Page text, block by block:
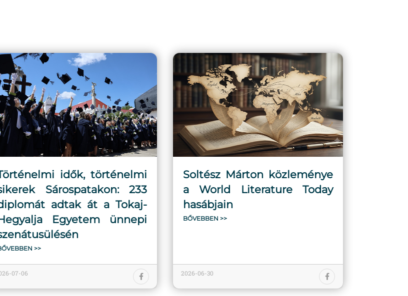
idők, történelmi
Sárospatakon: 233
adtak át a Tokaj-
Egyetem ünnepi
>>
07-06
Soltész Márton közleménye
a World Literature Today
hasábjain
BŐVEBBEN >>
2026-06-30